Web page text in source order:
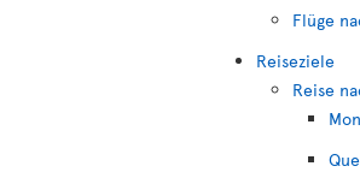
Flüge
Reiseziele
Reise